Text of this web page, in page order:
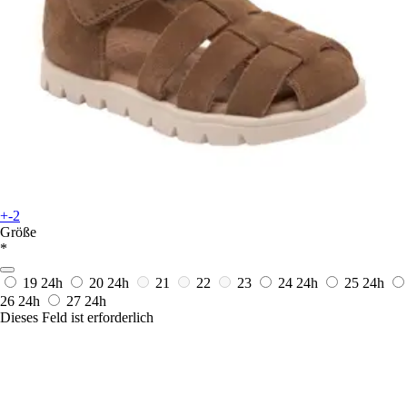
+-2
Größe
*
19 24h 20 24h 21 22 23 24 24h 25 24h
26 24h 27 24h
Dieses Feld ist erforderlich